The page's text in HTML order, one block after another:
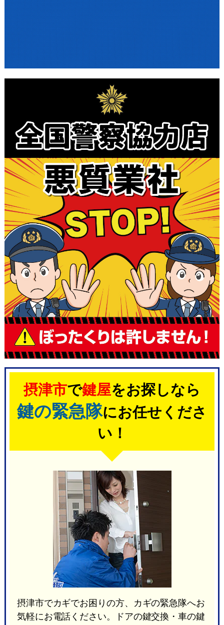
摂津市で鍵屋をお探しなら
鍵の緊急隊にお任せくださ
い！
摂津市でカギでお困りの方、カギの緊急隊へお
気軽にお電話ください。ドアの鍵交換・車の鍵